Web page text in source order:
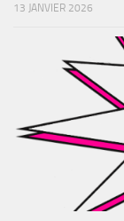
13 JANVIER 2026